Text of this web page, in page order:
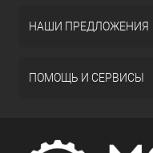
НАШИ ПРЕДЛОЖЕНИЯ
ПОМОЩЬ И СЕРВИСЫ